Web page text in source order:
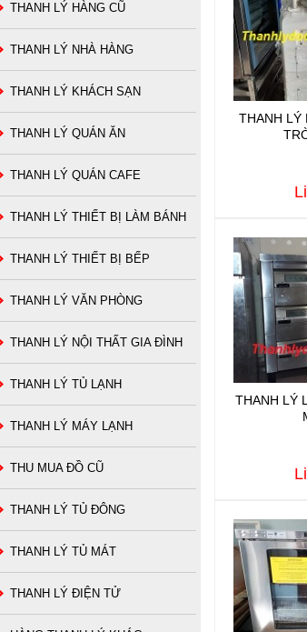
THANH LÝ
THANH LÝ
THANH LÝ HÀNG CŨ
THANH LÝ NHÀ HÀNG
THANH LÝ KHÁCH SẠN
THANH LÝ QUÁN ĂN
THANH LÝ QUÁN CAFE
THANH LÝ THIẾT BỊ LÀM BÁNH
THANH LÝ THIẾT BỊ BẾP
THANH LÝ VĂN PHÒNG
THANH LÝ NỘI THẤT GIA ĐÌNH
THANH LÝ TỦ LẠNH
THANH LÝ MÁY LẠNH
THU MUA ĐỒ CŨ
THANH LÝ TỦ ĐÔNG
THANH LÝ TỦ MÁT
THANH LÝ ĐIỆN TỬ